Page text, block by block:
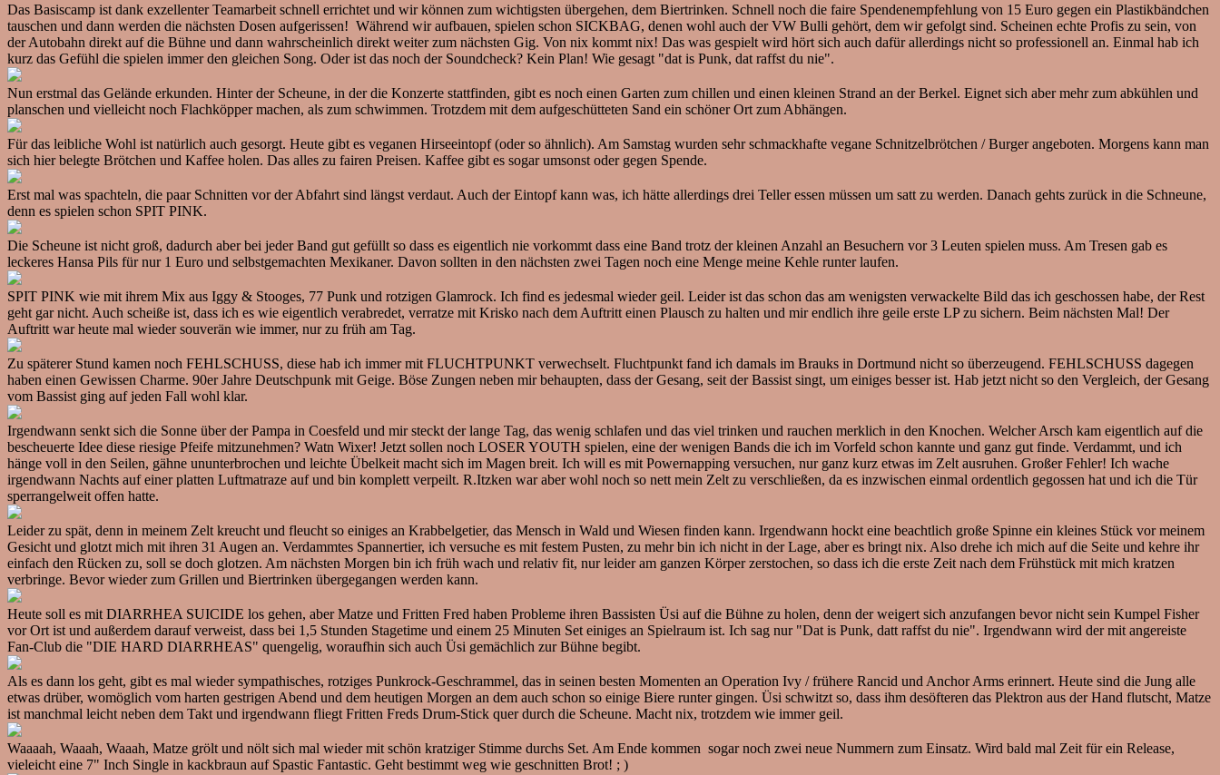
Das Basiscamp ist dank exzellenter Teamarbeit schnell errichtet und wir können zum wichtigsten übergehen, dem Biertrinken. Schnell noch die faire Spendenempfehlung von 15 Euro gegen ein Plastikbändchen
tauschen und dann werden die nächsten Dosen aufgerissen! Während wir aufbauen, spielen schon SICKBAG, denen wohl auch der VW Bulli gehört, dem wir gefolgt sind. Scheinen echte Profis zu sein, von
der Autobahn direkt auf die Bühne und dann wahrscheinlich direkt weiter zum nächsten Gig. Von nix kommt nix! Das was gespielt wird hört sich auch dafür allerdings nicht so professionell an. Einmal hab ich
kurz das Gefühl die spielen immer den gleichen Song. Oder ist das noch der Soundcheck? Kein Plan! Wie gesagt "dat is Punk, dat raffst du nie".
Nun erstmal das Gelände erkunden. Hinter der Scheune, in der die Konzerte stattfinden, gibt es noch einen Garten zum chillen und einen kleinen Strand an der Berkel. Eignet sich aber mehr zum abkühlen und
planschen und vielleicht noch Flachköpper machen, als zum schwimmen. Trotzdem mit dem aufgeschütteten Sand ein schöner Ort zum Abhängen.
Für das leibliche Wohl ist natürlich auch gesorgt. Heute gibt es veganen Hirseeintopf (oder so ähnlich). Am Samstag wurden sehr schmackhafte vegane Schnitzelbrötchen / Burger angeboten. Morgens kann man
sich hier belegte Brötchen und Kaffee holen. Das alles zu fairen Preisen. Kaffee gibt es sogar umsonst oder gegen Spende.
Erst mal was spachteln, die paar Schnitten vor der Abfahrt sind längst verdaut. Auch der Eintopf kann was, ich hätte allerdings drei Teller essen müssen um satt zu werden. Danach gehts zurück in die Schneune,
denn es spielen schon SPIT PINK.
Die Scheune ist nicht groß, dadurch aber bei jeder Band gut gefüllt so dass es eigentlich nie vorkommt dass eine Band trotz der kleinen Anzahl an Besuchern vor 3 Leuten spielen muss. Am Tresen gab es
leckeres Hansa Pils für nur 1 Euro und selbstgemachten Mexikaner. Davon sollten in den nächsten zwei Tagen noch eine Menge meine Kehle runter laufen.
SPIT PINK wie mit ihrem Mix aus Iggy & Stooges, 77 Punk und rotzigen Glamrock. Ich find es jedesmal wieder geil. Leider ist das schon das am wenigsten verwackelte Bild das ich geschossen habe, der Rest
geht gar nicht. Auch scheiße ist, dass ich es wie eigentlich verabredet, verratze mit Krisko nach dem Auftritt einen Plausch zu halten und mir endlich ihre geile erste LP zu sichern. Beim nächsten Mal! Der
Auftritt war heute mal wieder souverän wie immer, nur zu früh am Tag.
Zu späterer Stund kamen noch FEHLSCHUSS, diese hab ich immer mit FLUCHTPUNKT verwechselt. Fluchtpunkt fand ich damals im Brauks in Dortmund nicht so überzeugend. FEHLSCHUSS dagegen
haben einen Gewissen Charme. 90er Jahre Deutschpunk mit Geige. Böse Zungen neben mir behaupten, dass der Gesang, seit der Bassist singt, um einiges besser ist. Hab jetzt nicht so den Vergleich, der Gesang
vom Bassist ging auf jeden Fall wohl klar.
Irgendwann senkt sich die Sonne über der Pampa in Coesfeld und mir steckt der lange Tag, das wenig schlafen und das viel trinken und rauchen merklich in den Knochen. Welcher Arsch kam eigentlich auf die
bescheuerte Idee diese riesige Pfeife mitzunehmen? Watn Wixer! Jetzt sollen noch LOSER YOUTH spielen, eine der wenigen Bands die ich im Vorfeld schon kannte und ganz gut finde. Verdammt, und ich
hänge voll in den Seilen, gähne ununterbrochen und leichte Übelkeit macht sich im Magen breit. Ich will es mit Powernapping versuchen, nur ganz kurz etwas im Zelt ausruhen. Großer Fehler! Ich wache
irgendwann Nachts auf einer platten Luftmatraze auf und bin komplett verpeilt. R.Itzken war aber wohl noch so nett mein Zelt zu verschließen, da es inzwischen einmal ordentlich gegossen hat und ich die Tür
sperrangelweit offen hatte.
Leider zu spät, denn in meinem Zelt kreucht und fleucht so einiges an Krabbelgetier, das Mensch in Wald und Wiesen finden kann. Irgendwann hockt eine beachtlich große Spinne ein kleines Stück vor meinem
Gesicht und glotzt mich mit ihren 31 Augen an. Verdammtes Spannertier, ich versuche es mit festem Pusten, zu mehr bin ich nicht in der Lage, aber es bringt nix. Also drehe ich mich auf die Seite und kehre ihr
einfach den Rücken zu, soll se doch glotzen. Am nächsten Morgen bin ich früh wach und relativ fit, nur leider am ganzen Körper zerstochen, so dass ich die erste Zeit nach dem Frühstück mit mich kratzen
verbringe. Bevor wieder zum Grillen und Biertrinken übergegangen werden kann.
Heute soll es mit DIARRHEA SUICIDE los gehen, aber Matze und Fritten Fred haben Probleme ihren Bassisten Üsi auf die Bühne zu holen, denn der weigert sich anzufangen bevor nicht sein Kumpel Fisher
vor Ort ist und außerdem darauf verweist, dass bei 1,5 Stunden Stagetime und einem 25 Minuten Set einiges an Spielraum ist. Ich sag nur "Dat is Punk, datt raffst du nie". Irgendwann wird der mit angereiste
Fan-Club die "DIE HARD DIARRHEAS" quengelig, woraufhin sich auch Üsi gemächlich zur Bühne begibt.
Als es dann los geht, gibt es mal wieder sympathisches, rotziges Punkrock-Geschrammel, das in seinen besten Momenten an Operation Ivy / frühere Rancid und Anchor Arms erinnert. Heute sind die Jung alle
etwas drüber, womöglich vom harten gestrigen Abend und dem heutigen Morgen an dem auch schon so einige Biere runter gingen. Üsi schwitzt so, dass ihm desöfteren das Plektron aus der Hand flutscht, Matze
ist manchmal leicht neben dem Takt und irgendwann fliegt Fritten Freds Drum-Stick quer durch die Scheune. Macht nix, trotzdem wie immer geil.
Waaaah, Waaah, Waaah, Matze grölt und nölt sich mal wieder mit schön kratziger Stimme durchs Set. Am Ende kommen sogar noch zwei neue Nummern zum Einsatz. Wird bald mal Zeit für ein Release,
vieleicht eine 7" Inch Single in kackbraun auf Spastic Fantastic. Geht bestimmt weg wie geschnitten Brot! ; )